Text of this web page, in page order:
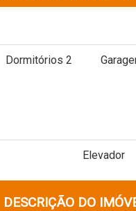
Dormitórios 2
Elevador
DESCRIÇÃO DO